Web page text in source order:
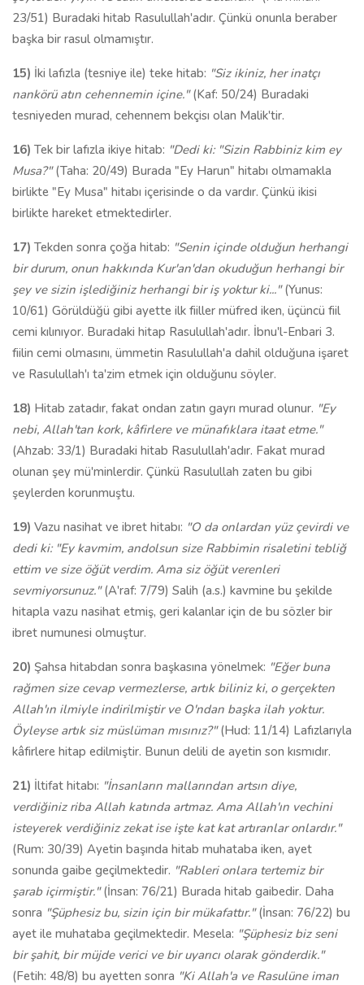
23/51) Buradaki hitab Rasulullah'adır. Çünkü onunla beraber
başka bir rasul olmamıştır.
15) İki lafızla (tesniye ile) teke hitab: "Siz ikiniz, her inatçı
nankörü atın cehennemin içine."(Kaf: 50/24) Buradaki
tesniyeden murad, cehennem bekçisı olan Malik'tir.
16) Tek bir lafızla ikiye hitab: "Dedi ki: "Sizin Rabbiniz kim ey
Musa?"(Taha: 20/49) Burada "Ey Harun" hitabı olmamakla
birlikte "Ey Musa" hitabı içerisinde o da vardır. Çünkü ikisi
birlikte hareket etmektedirler.
17) Tekden sonra çoğa hitab: "Senin içinde olduğun herhangi
bir durum, onun hakkında Kur'an'dan okuduğun herhangi bir
şey ve sizin işlediğiniz herhangi bir iş yoktur ki..."(Yunus:
10/61) Görüldüğü gibi ayette ilk fiiller müfred iken, üçüncü fiil
cemi kılınıyor. Buradaki hitap Rasulullah'adır. İbnu'l-Enbari 3.
fiilin cemi olmasını, ümmetin Rasulullah'a dahil olduğuna işaret
ve Rasulullah'ı ta'zim etmek için olduğunu söyler.
18) Hitab zatadır, fakat ondan zatın gayrı murad olunur. "Ey
nebi, Allah'tan kork, kâfirlere ve münafıklara itaat etme."
(Ahzab: 33/1) Buradaki hitab Rasulullah'adır. Fakat murad
olunan şey mü'minlerdir. Çünkü Rasulullah zaten bu gibi
şeylerden korunmuştu.
19) Vazu nasihat ve ibret hitabı: "O da onlardan yüz çevirdi ve
dedi ki: "Ey kavmim, andolsun size Rabbimin risaletini tebliğ
ettim ve size öğüt verdim. Ama siz öğüt verenleri
sevmiyorsunuz."(A'raf: 7/79) Salih (a.s.) kavmine bu şekilde
hitapla vazu nasihat etmiş, geri kalanlar için de bu sözler bir
ibret numunesi olmuştur.
20) Şahsa hitabdan sonra başkasına yönelmek: "Eğer buna
rağmen size cevap vermezlerse, artık biliniz ki, o gerçekten
Allah'ın ilmiyle indirilmiştir ve O'ndan başka ilah yoktur.
Öyleyse artık siz müslüman mısınız?"(Hud: 11/14) Lafızlarıyla
kâfirlere hitap edilmiştir. Bunun delili de ayetin son kısmıdır.
21) İltifat hitabı: "İnsanların mallarından artsın diye,
verdiğiniz riba Allah katında artmaz. Ama Allah'ın vechini
isteyerek verdiğiniz zekat ise işte kat kat artıranlar onlardır."
(Rum: 30/39) Ayetin başında hitab muhataba iken, ayet
sonunda gaibe geçilmektedir. "Rableri onlara tertemiz bir
şarab içirmiştir."(İnsan: 76/21) Burada hitab gaibedir. Daha
sonra "Şüphesiz bu, sizin için bir mükafattır."(İnsan: 76/22) bu
ayet ile muhataba geçilmektedir. Mesela: "Şüphesiz biz seni
bir şahit, bir müjde verici ve bir uyarıcı olarak gönderdik."
(Fetih: 48/8) bu ayetten sonra "Ki Allah'a ve Rasulüne iman